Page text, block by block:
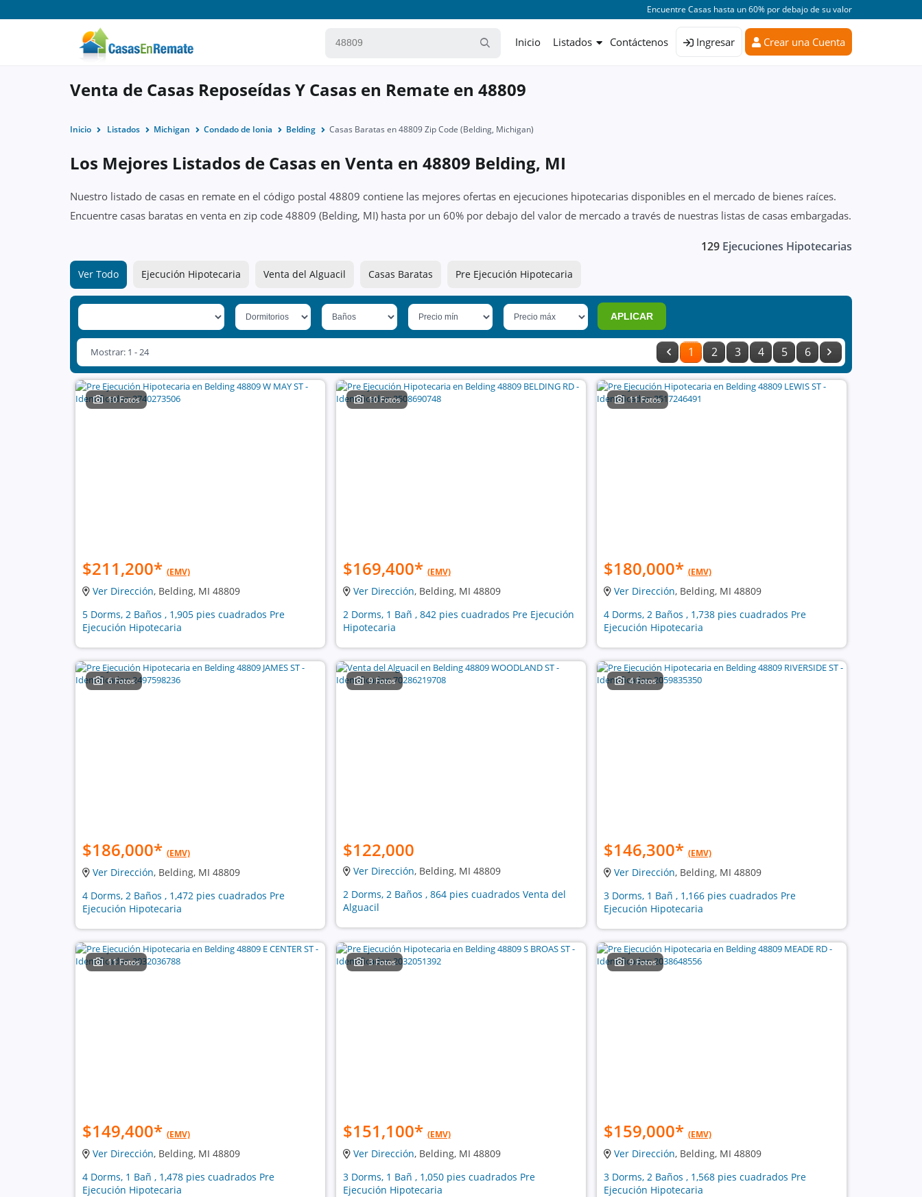
Encuentre Casas hasta un 60% por debajo de su valor
Inicio Listados Contáctenos Ingresar Crear una Cuenta
Venta de Casas Reposeídas Y Casas en Remate en 48809
Inicio Listados Michigan Condado de Ionia Belding Casas Baratas en 48809 Zip Code (Belding, Michigan)
Los Mejores Listados de Casas en Venta en 48809 Belding, MI
Nuestro listado de casas en remate en el código postal 48809 contiene las mejores ofertas en ejecuciones hipotecarias disponibles en el mercado de bienes raíces.
Encuentre casas baratas en venta en zip code 48809 (Belding, MI) hasta por un 60% por debajo del valor de mercado a través de nuestras listas de casas embargadas.
129 Ejecuciones Hipotecarias
Ver Todo Ejecución Hipotecaria Venta del Alguacil Casas Baratas Pre Ejecución Hipotecaria
APLICAR
1 2 3 4 5 6
Mostrar: 1 - 24
10 Fotos
$211,200* (EMV)
Ver Dirección, Belding, MI 48809
5 Dorms, 2 Baños , 1,905 pies cuadrados Pre
Ejecución Hipotecaria
10 Fotos
$169,400* (EMV)
Ver Dirección, Belding, MI 48809
2 Dorms, 1 Bañ , 842 pies cuadrados Pre Ejecución
Hipotecaria
11 Fotos
$180,000* (EMV)
Ver Dirección, Belding, MI 48809
4 Dorms, 2 Baños , 1,738 pies cuadrados Pre
Ejecución Hipotecaria
6 Fotos
$186,000* (EMV)
Ver Dirección, Belding, MI 48809
4 Dorms, 2 Baños , 1,472 pies cuadrados Pre
Ejecución Hipotecaria
9 Fotos
$122,000
Ver Dirección, Belding, MI 48809
2 Dorms, 2 Baños , 864 pies cuadrados Venta del
Alguacil
4 Fotos
$146,300* (EMV)
Ver Dirección, Belding, MI 48809
3 Dorms, 1 Bañ , 1,166 pies cuadrados Pre
Ejecución Hipotecaria
11 Fotos
$149,400* (EMV)
Ver Dirección, Belding, MI 48809
4 Dorms, 1 Bañ , 1,478 pies cuadrados Pre
Ejecución Hipotecaria
3 Fotos
$151,100* (EMV)
Ver Dirección, Belding, MI 48809
3 Dorms, 1 Bañ , 1,050 pies cuadrados Pre
Ejecución Hipotecaria
9 Fotos
$159,000* (EMV)
Ver Dirección, Belding, MI 48809
3 Dorms, 2 Baños , 1,568 pies cuadrados Pre
Ejecución Hipotecaria